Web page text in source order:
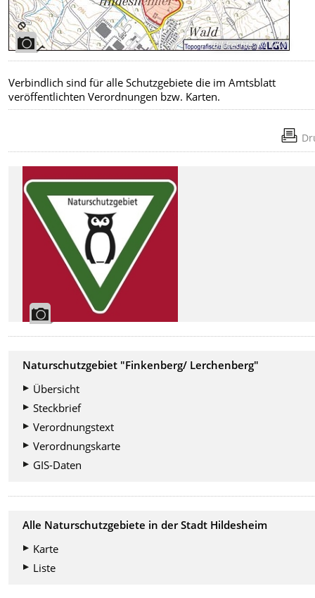
Bildrechte:NLWKN
Verbindlich sind für alle Schutzgebiete die im Amtsblatt
veröffentlichten Verordnungen bzw. Karten.
Naturschutzgebiet "Finkenberg/ Lerchenberg"
Übersicht
Steckbrief
Verordnungstext
Verordnungskarte
GIS-Daten
Alle Naturschutzgebiete in der Stadt Hildesheim
Karte
Liste